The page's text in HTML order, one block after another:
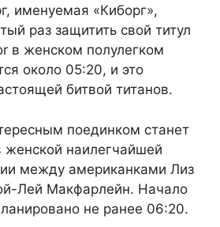
именуемая «Киборг»,
раз защитить свой титул
в женском полулегком
около 05:20, и это
битвой титанов.
поединком станет
женской наилегчайшей
между американками Лиз
Лей Макфарлейн. Начало
не ранее 06:20.